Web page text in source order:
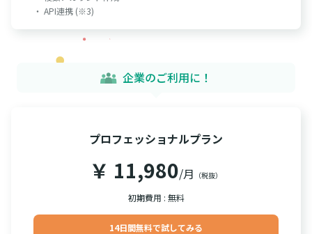
・ API連携 (※3)
企業のご利用に！
プロフェッショナルプラン
￥ 11,980/月 （税抜）
初期費用 : 無料
14日間無料で試してみる